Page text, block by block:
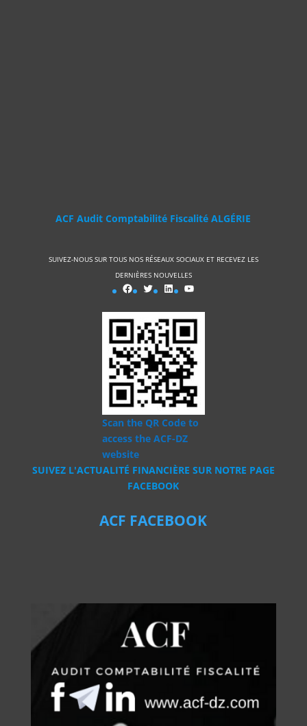
ACF Audit Comptabilité Fiscalité ALGÉRIE
SUIVEZ-NOUS SUR TOUS NOS RÉSEAUX SOCIAUX ET RECEVEZ LES
DERNIÈRES NOUVELLES
ACF FACEBOOK Twitter LinkedIn YouTube
Scan the QR Code to
access the ACF-DZ
website
SUIVEZ L'ACTUALITÉ FINANCIÈRE SUR NOTRE PAGE
FACEBOOK
ACF FACEBOOK